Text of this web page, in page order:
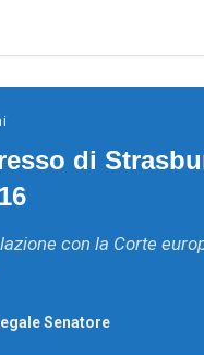
di
con la Corte
Senatore